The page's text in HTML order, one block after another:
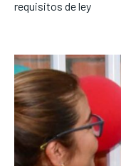
requisitos de ley